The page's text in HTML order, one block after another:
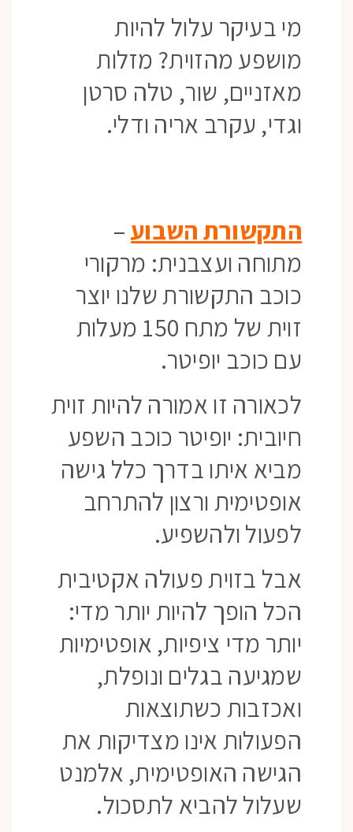
מי בעיקר עלול להיות
מושפע מהזוית? מזלות
מאזניים, שור, טלה סרטן
וגדי, עקרב אריה ודלי.
התקשורת השבוע–
מתוחה ועצבנית: מרקורי
כוכב התקשורת שלנו יוצר
זוית של מתח 150 מעלות
עם כוכב יופיטר.
לכאורה זו אמורה להיות זוית
חיובית: יופיטר כוכב השפע
מביא איתו בדרך כלל גישה
אופטימית ורצון להתרחב
לפעול ולהשפיע.
אבל בזוית פעולה אקטיבית
הכל הופך להיות יותר מדי:
יותר מדי ציפיות, אופטימיות
שמגיעה בגלים ונופלת,
ואכזבות כשתוצאות
הפעולות אינו מצדיקות את
הגישה האופטימית, אלמנט
שעלול להביא לתסכול.